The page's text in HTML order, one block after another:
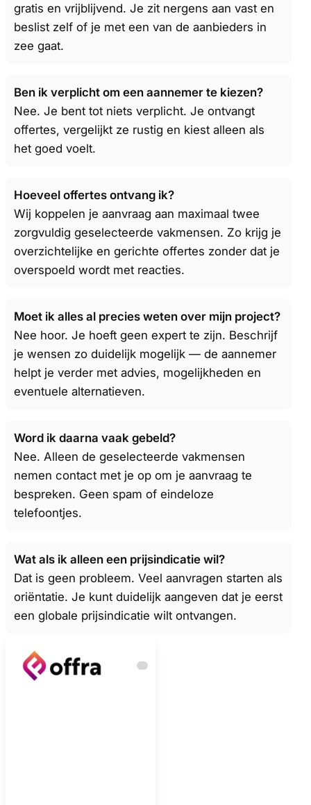
gratis en vrijblijvend. Je zit nergens aan vast en
beslist zelf of je met een van de aanbieders in
zee gaat.
Ben ik verplicht om een aannemer te kiezen?
Nee. Je bent tot niets verplicht. Je ontvangt
offertes, vergelijkt ze rustig en kiest alleen als
het goed voelt.
Hoeveel offertes ontvang ik?
Wij koppelen je aanvraag aan maximaal twee
zorgvuldig geselecteerde vakmensen. Zo krijg je
overzichtelijke en gerichte offertes zonder dat je
overspoeld wordt met reacties.
Moet ik alles al precies weten over mijn project?
Nee hoor. Je hoeft geen expert te zijn. Beschrijf
je wensen zo duidelijk mogelijk — de aannemer
helpt je verder met advies, mogelijkheden en
eventuele alternatieven.
Word ik daarna vaak gebeld?
Nee. Alleen de geselecteerde vakmensen
nemen contact met je op om je aanvraag te
bespreken. Geen spam of eindeloze
telefoontjes.
Wat als ik alleen een prijsindicatie wil?
Dat is geen probleem. Veel aanvragen starten als
oriëntatie. Je kunt duidelijk aangeven dat je eerst
een globale prijsindicatie wilt ontvangen.